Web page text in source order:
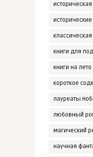
книги для
книги на лето
короткое
лауреаты
любовный
магический
научная